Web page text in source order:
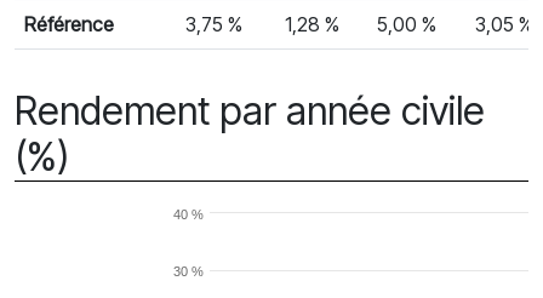
Référence 3,75 % 1,28 % 5,00 % 3,05 %
Rendement par année civile
(%)
30 %
40 %